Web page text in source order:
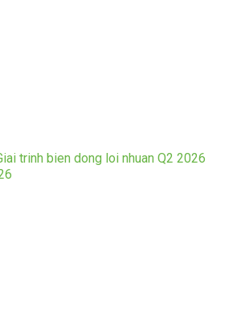
trinh bien dong loi nhuan Q2 2026